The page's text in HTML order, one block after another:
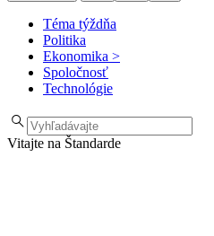
Téma týždňa
Politika
Ekonomika >
Spoločnosť
Technológie
Vitajte na Štandarde